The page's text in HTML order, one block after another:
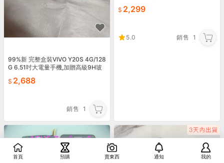
99%新 完整盒裝VIVO Y20S 4G/128
G 6.51吋大電量手機,加贈高級9H玻
2,688
銷售 1
2,299
5.0 銷售 1
首頁 預購 賣東西 通知 我的